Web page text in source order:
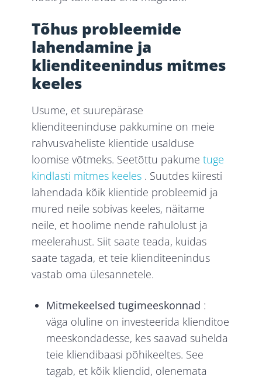
Tõhus probleemide
lahendamine ja
klienditeenindus mitmes
keeles
Usume, et suurepärase
klienditeeninduse pakkumine on meie
rahvusvaheliste klientide usalduse
loomise võtmeks. Seetõttu pakumetuge
kindlasti mitmes keeles . Suutdes kiiresti
lahendada kõik klientide probleemid ja
mured neile sobivas keeles, näitame
neile, et hoolime nende rahulolust ja
meelerahust. Siit saate teada, kuidas
saate tagada, et teie klienditeenindus
vastab oma ülesannetele.
Mitmekeelsed tugimeeskonnad :
väga oluline on investeerida klienditoe
meeskondadesse, kes saavad suhelda
teie kliendibaasi põhikeeltes. See
tagab, et kõik kliendid, olenemata